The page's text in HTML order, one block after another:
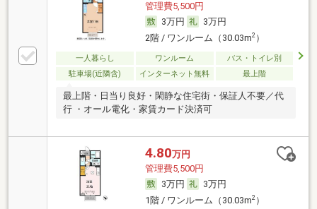
管理費5,500円
3万円
3万円
2階 / ワンルーム（30.03m2）
一人暮らし ワンルーム
バス・トイレ別
駐車場(近隣含)
インターネット無料 最上階
最上階・日当り良好・閑静な住宅街・保証人不要／代
行 ・オール電化・家賃カード決済可
4.80万円
管理費5,500円
3万円
3万円
1階 / ワンルーム（30.03m2）